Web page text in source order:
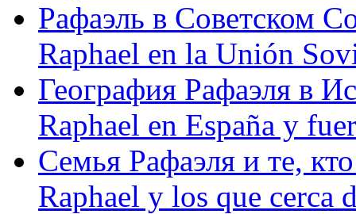
Рафаэль в Советском
Raphael en la Unión
География Рафаэля в
Raphael en España y
Семья Рафаэля и те,
Raphael y los que cerca